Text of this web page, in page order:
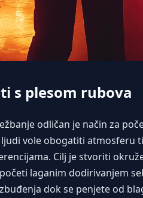
s plesom rubova
odličan je način za
vole obogatiti atmosferu
Cilj je stvoriti
laganim dodirivanjem
dok se penjete od